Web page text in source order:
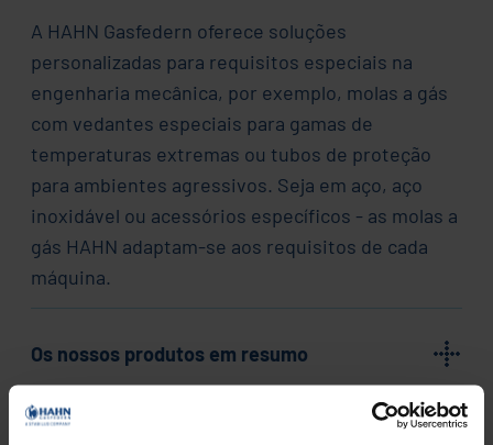
A HAHN Gasfedern oferece soluções
personalizadas para requisitos especiais na
engenharia mecânica, por exemplo, molas a gás
com vedantes especiais para gamas de
temperaturas extremas ou tubos de proteção
para ambientes agressivos. Seja em aço, aço
inoxidável ou acessórios específicos - as molas a
gás HAHN adaptam-se aos requisitos de cada
máquina.
Os nossos produtos em resumo